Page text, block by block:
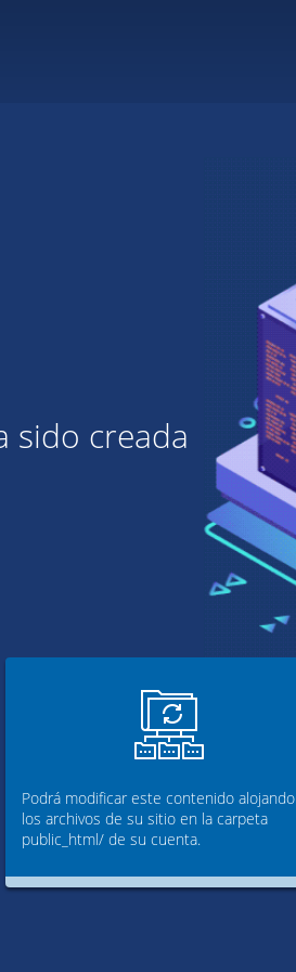
sido creada
Podrá modificar este contenido alojando
los archivos de su sitio en la carpeta
public_html/ de su cuenta.